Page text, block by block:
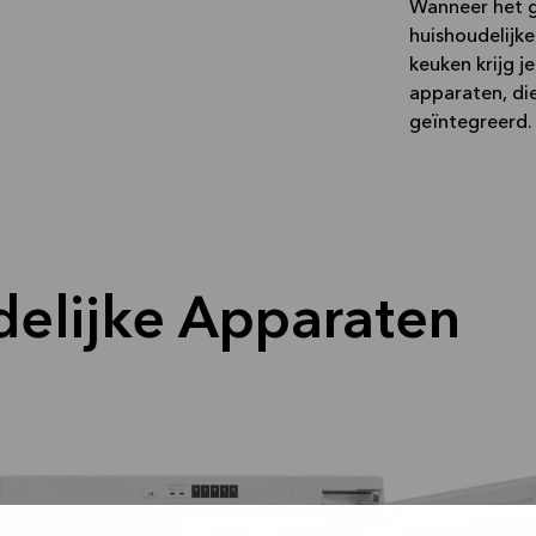
Wanneer het
keuken krijg
apparaten,
geïntegreerd.
Apparaten